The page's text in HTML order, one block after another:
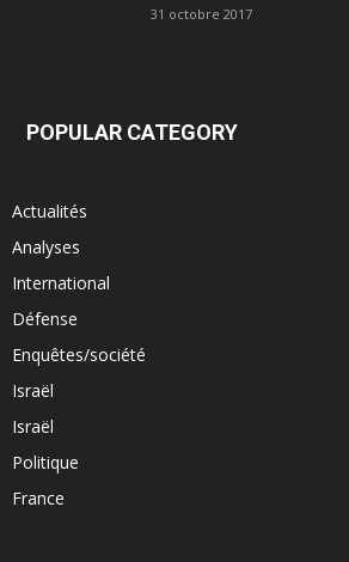
31 octobre 2017
POPULAR CATEGORY
Actualités
Analyses
International
Défense
Enquêtes/société
Israël
Israël
Politique
France